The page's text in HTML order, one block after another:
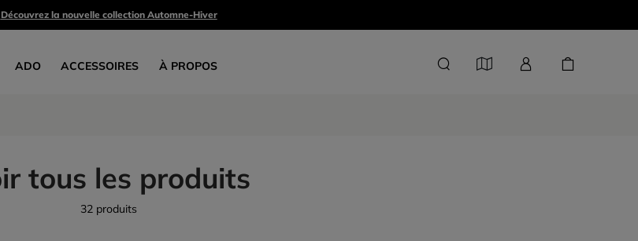
Découvrez la nouvelle collection Automne-Hiver
ADO ACCESSOIRES À PROPOS
tous les produits
32 produits